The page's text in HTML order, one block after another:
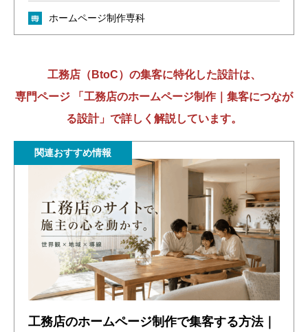
ホームページ制作専科
工務店（BtoC）の集客に特化した設計は、
専門ページ 「工務店のホームページ制作｜集客につなが
る設計」で詳しく解説しています。
関連おすすめ情報
工務店のホームページ制作で集客する方法｜